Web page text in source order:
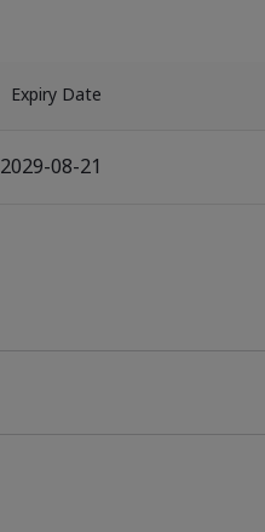
Expiry Date
2029-08-21